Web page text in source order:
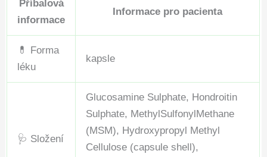
Příbalová
informace
Informace pro pacienta
💊 Forma
léku
kapsle
🩺 Složení
Glucosamine Sulphate, Hondroitin
Sulphate, MethylSulfonylMethane
(MSM), Hydroxypropyl Methyl
Cellulose (capsule shell),